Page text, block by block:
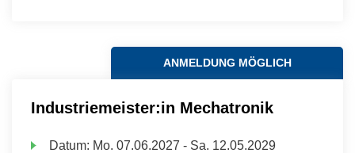
ANMELDUNG MÖGLICH
Industriemeister:in Mechatronik
Datum: Mo. 07.06.2027 - Sa. 12.05.2029